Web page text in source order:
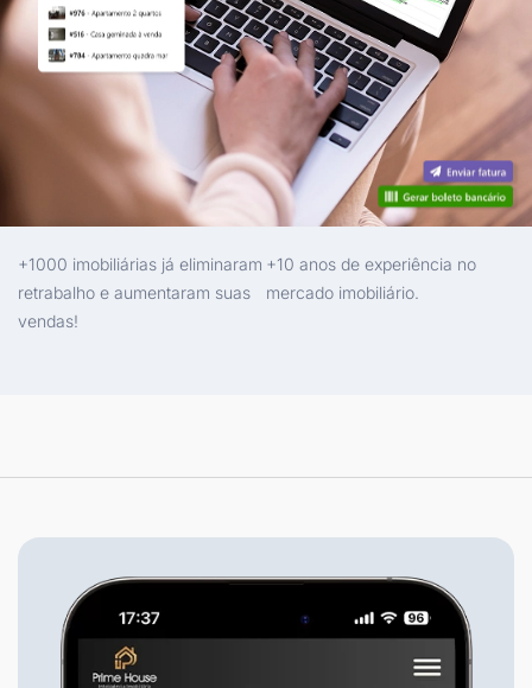
+1000 imobiliárias já eliminaram
retrabalho e aumentaram suas
vendas!
+10 anos de experiência no
mercado imobiliário.